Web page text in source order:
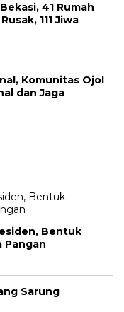
41 Rumah
111 Jiwa
Komunitas Ojol
dan Jaga
Bentuk
Pangan
Sarung